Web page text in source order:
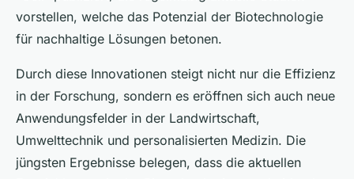
vorstellen, welche das Potenzial der Biotechnologie
für nachhaltige Lösungen betonen.
Durch diese Innovationen steigt nicht nur die Effizienz
in der Forschung, sondern es eröffnen sich auch neue
Anwendungsfelder in der Landwirtschaft,
Umwelttechnik und personalisierten Medizin. Die
jüngsten Ergebnisse belegen, dass die aktuellen